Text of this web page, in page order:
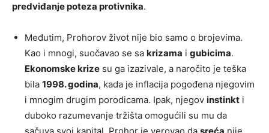
predviđanje poteza protivnika.
Međutim, Prohorov život nije bio samo o brojevima.
Kao i mnogi, suočavao se sa krizama i gubicima.
Ekonomske krize su ga izazivale, a naročito je teška
bila 1998. godina, kada je inflacija pogođena njegovim
i mnogim drugim porodicama. Ipak, njegov instinkt i
duboko razumevanje tržišta omogućili su mu da